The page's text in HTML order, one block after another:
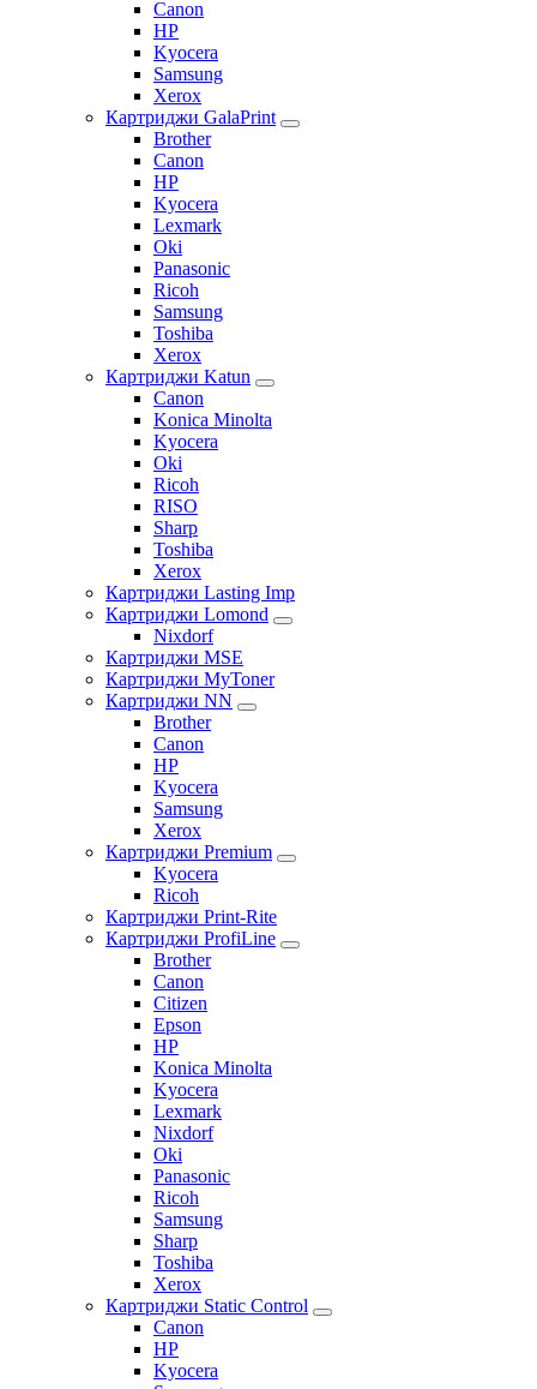
Canon
HP
Kyocera
Samsung
Xerox
Картриджи GalaPrint
Brother
Canon
HP
Kyocera
Lexmark
Oki
Panasonic
Ricoh
Samsung
Toshiba
Xerox
Картриджи Katun
Canon
Konica Minolta
Kyocera
Oki
Ricoh
RISO
Sharp
Toshiba
Xerox
Картриджи Lasting Imp
Картриджи Lomond
Nixdorf
Картриджи MSE
Картриджи MyToner
Картриджи NN
Brother
Canon
HP
Kyocera
Samsung
Xerox
Картриджи Premium
Kyocera
Ricoh
Картриджи Print-Rite
Картриджи ProfiLine
Brother
Canon
Citizen
Epson
HP
Konica Minolta
Kyocera
Lexmark
Nixdorf
Oki
Panasonic
Ricoh
Samsung
Sharp
Toshiba
Xerox
Картриджи Static Control
Canon
HP
Kyocera